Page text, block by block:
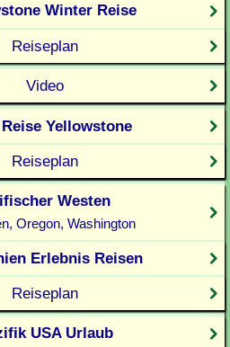
Winter Reise
Reiseplan
Video
Yellowstone
Reiseplan
Westen
Oregon, Washington
Erlebnis Reisen
Reiseplan
USA Urlaub